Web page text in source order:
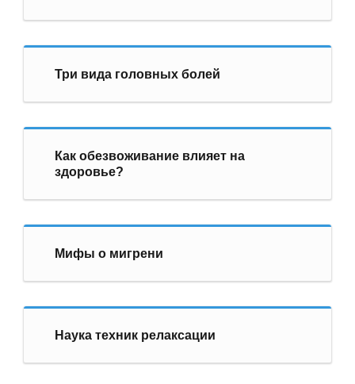
Три вида головных болей
Как обезвоживание влияет на
здоровье?
Мифы о мигрени
Наука техник релаксации